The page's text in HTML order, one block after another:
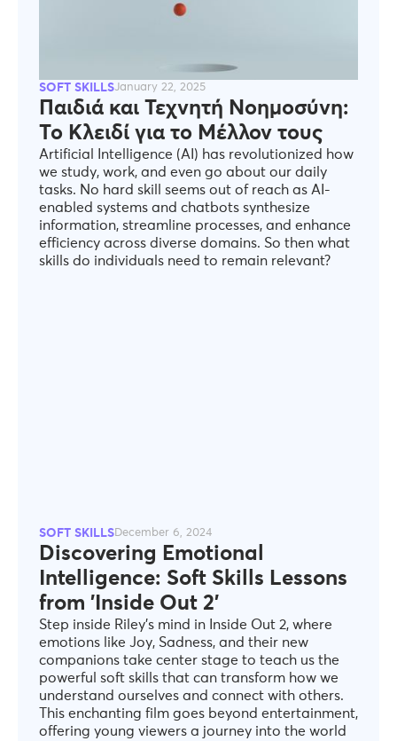
SOFT SKILLSJanuary 22, 2025
Παιδιά και Τεχνητή Νοημοσύνη:
Το Κλειδί για το Μέλλον τους
Artificial Intelligence (AI) has revolutionized how
we study, work, and even go about our daily
tasks. No hard skill seems out of reach as AI-
enabled systems and chatbots synthesize
information, streamline processes, and enhance
efficiency across diverse domains. So then what
skills do individuals need to remain relevant?
SOFT SKILLSDecember 6, 2024
Discovering Emotional
Intelligence: Soft Skills Lessons
from 'Inside Out 2'
Step inside Riley's mind in Inside Out 2, where
emotions like Joy, Sadness, and their new
companions take center stage to teach us the
powerful soft skills that can transform how we
understand ourselves and connect with others.
This enchanting film goes beyond entertainment,
offering young viewers a journey into the world